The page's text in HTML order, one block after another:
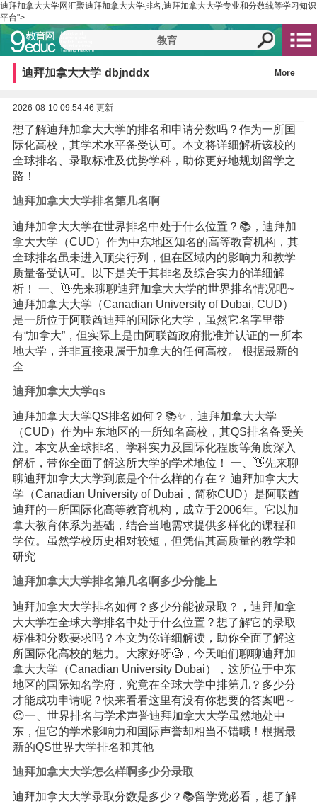
迪拜加拿大大学网汇聚迪拜加拿大大学排名,迪拜加拿大大学专业和分数线等学习知识
平台">
迪拜加拿大大学 dbjnddx More
2026-08-10 09:54:46 更新
想了解迪拜加拿大大学的排名和申请分数吗？作为一所国
际化高校，其学术水平备受认可。本文将详细解析该校的
全球排名、录取标准及优势学科，助你更好地规划留学之
路！
迪拜加拿大大学排名第几名啊
迪拜加拿大大学在世界排名中处于什么位置？📚，迪拜加
拿大大学（CUD）作为中东地区知名的高等教育机构，其
全球排名虽未进入顶尖行列，但在区域内的影响力和教学
质量备受认可。以下是关于其排名及综合实力的详细解
析！ 一、👋先来聊聊迪拜加拿大大学的世界排名情况吧~
迪拜加拿大大学（Canadian University of Dubai, CUD）
是一所位于阿联酋迪拜的国际化大学，虽然它名字里带
有“加拿大”，但实际上是由阿联酋政府批准并认证的一所本
地大学，并非直接隶属于加拿大的任何高校。 根据最新的
全
迪拜加拿大大学qs
迪拜加拿大大学QS排名如何？📚✨，迪拜加拿大大学
（CUD）作为中东地区的一所知名高校，其QS排名备受关
注。本文从全球排名、学科实力及国际化程度等角度深入
解析，带你全面了解这所大学的学术地位！ 一、👋先来聊
聊迪拜加拿大大学到底是个什么样的存在？ 迪拜加拿大大
学（Canadian University of Dubai，简称CUD）是阿联酋
迪拜的一所国际化高等教育机构，成立于2006年。它以加
拿大教育体系为基础，结合当地需求提供多样化的课程和
学位。虽然学校历史相对较短，但凭借其高质量的教学和
研究
迪拜加拿大大学排名第几名啊多少分能上
迪拜加拿大大学排名如何？多少分能被录取？，迪拜加拿
大大学在全球大学排名中处于什么位置？想了解它的录取
标准和分数要求吗？本文为你详细解读，助你全面了解这
所国际化高校的魅力。大家好呀🧐，今天咱们聊聊迪拜加
拿大大学（Canadian University Dubai），这所位于中东
地区的国际知名学府，究竟在全球大学中排第几？多少分
才能成功申请呢？快来看看这里有没有你想要的答案吧～
😉一、世界排名与学术声誉迪拜加拿大大学虽然地处中
东，但它的学术影响力和国际声誉却相当不错哦！根据最
新的QS世界大学排名和其他
迪拜加拿大大学怎么样啊多少分录取
迪拜加拿大大学录取分数是多少？📚留学党必看，想了解